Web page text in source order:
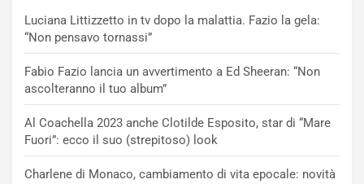
Luciana Littizzetto in tv dopo la malattia. Fazio la gela:
“Non pensavo tornassi”
Fabio Fazio lancia un avvertimento a Ed Sheeran: “Non
ascolteranno il tuo album”
Al Coachella 2023 anche Clotilde Esposito, star di “Mare
Fuori”: ecco il suo (strepitoso) look
Charlene di Monaco, cambiamento di vita epocale: novità